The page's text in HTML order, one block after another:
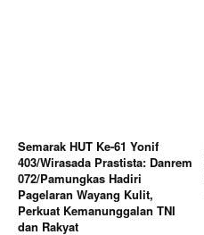
Semarak HUT Ke-61 Yonif
403/Wirasada Prastista: Danrem
072/Pamungkas Hadiri
Pagelaran Wayang Kulit,
Perkuat Kemanunggalan TNI
dan Rakyat